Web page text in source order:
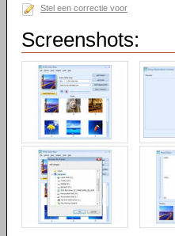
Stel een correctie voor
Screenshots: